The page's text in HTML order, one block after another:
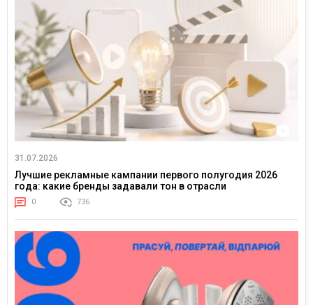
31.07.2026
Лучшие рекламные кампании первого полугодия 2026
года: какие бренды задавали тон в отрасли
0 736